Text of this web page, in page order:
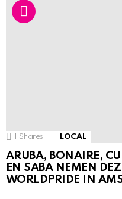
1 Shares LOCAL
ARUBA, BONAIRE,
EN SABA NEMEN
WORLDPRIDE IN